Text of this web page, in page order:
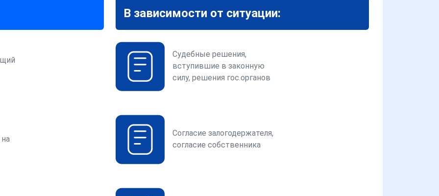
В зависимости от ситуации:
Судебные решения,
вступившие в законную
силу, решения гос.органов
Согласие залогодержателя,
согласие собственника